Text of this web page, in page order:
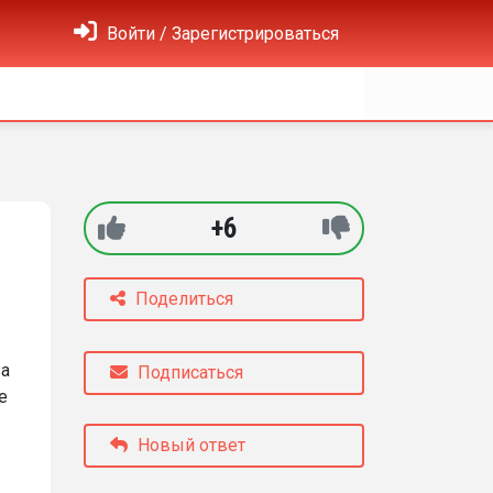
Войти / Зарегистрироваться
+6
Поделиться
Подписаться
Новый ответ